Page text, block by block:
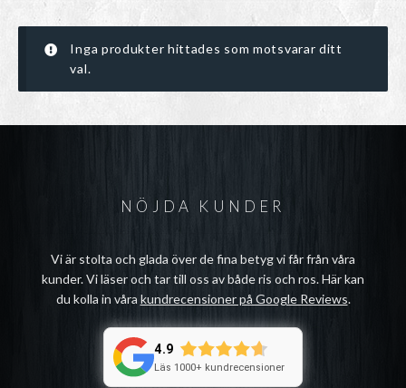
Inga produkter hittades som motsvarar ditt
val.
NÖJDA KUNDER
Vi är stolta och glada över de fina betyg vi får från våra
kunder. Vi läser och tar till oss av både ris och ros. Här kan
du kolla in våra kundrecensioner på Google Reviews.
4.9
Läs 1000+ kundrecensioner